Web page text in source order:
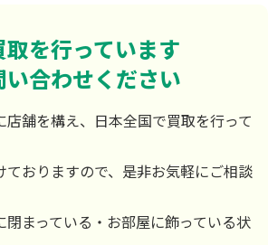
を行っています
合わせください
店舗を構え、日本全国で買取を行って
ておりますので、是非お気軽にご相談
まっている・お部屋に飾っている状